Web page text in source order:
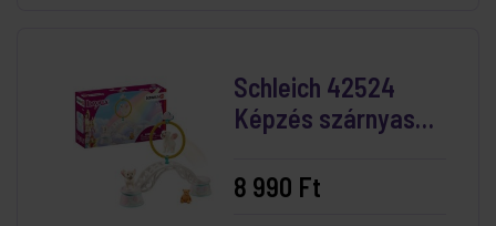
Schleich 42524
Képzés szárnyas
8 990 Ft